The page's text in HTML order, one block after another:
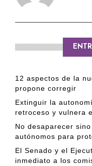
12 aspectos de la
propone corregir
Extinguir la
retroceso y vulnera
No desaparecer
autónomos para
El Senado y el
inmediato a los